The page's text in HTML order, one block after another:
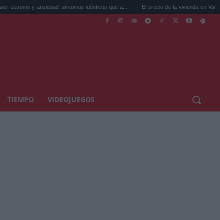
síntomas idénticos que a... El precio de la vivienda en Valencia sube a
TIEMPO VIDEOJUEGOS